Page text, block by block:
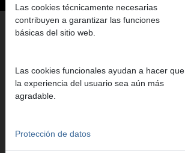
SIERRAS DE SABLE REMS
Las cookies técnicamente necesarias
contribuyen a garantizar las funciones
básicas del sitio web.
Las cookies funcionales ayudan a hacer que
la experiencia del usuario sea aún más
agradable.
Protección de datos